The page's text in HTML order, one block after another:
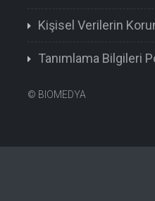
Kişisel Verilerin
Tanımlama Bilgileri
© BIOMEDYA